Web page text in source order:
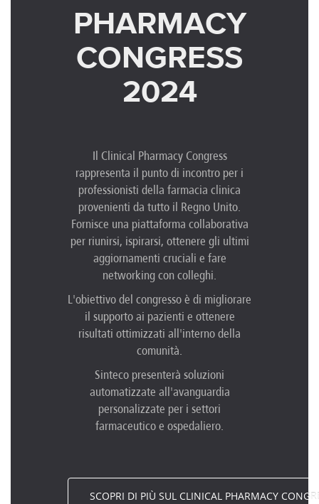
PHARMACY
CONGRESS
2024
Il Clinical Pharmacy Congress
rappresenta il punto di incontro per i
professionisti della farmacia clinica
provenienti da tutto il Regno Unito.
Fornisce una piattaforma collaborativa
per riunirsi, ispirarsi, ottenere gli ultimi
aggiornamenti cruciali e fare
networking con colleghi.
L'obiettivo del congresso è di migliorare
il supporto ai pazienti e ottenere
risultati ottimizzati all'interno della
comunità.
Sinteco presenterà soluzioni
automatizzate all'avanguardia
personalizzate per i settori
farmaceutico e ospedaliero.
SCOPRI DI PIÙ SUL CLINICAL PHARMACY